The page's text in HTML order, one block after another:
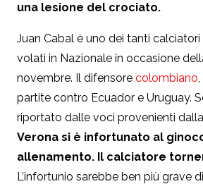
una lesione del crociato.
Juan Cabal è uno dei tanti
volati in Nazionale in occasione
novembre. Il difensore colombiano
partite contro Ecuador e Uruguay.
riportato dalle voci provenienti
Verona si è infortunato al
allenamento. Il calciatore
L’infortunio sarebbe ben più grave